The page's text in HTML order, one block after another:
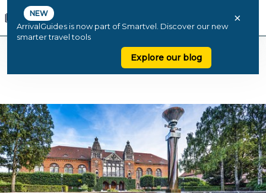
NEW
ArrivalGuides is now part of Smartvel. Discover our new
smarter travel tools
Explore our blog
×